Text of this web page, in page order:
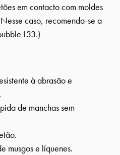
em contacto com moldes
caso, recomenda-se a
L33.)
à abrasão e
de manchas sem
musgos e líquenes.